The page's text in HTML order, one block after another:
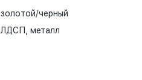
золотой/черный
ЛДСП, металл